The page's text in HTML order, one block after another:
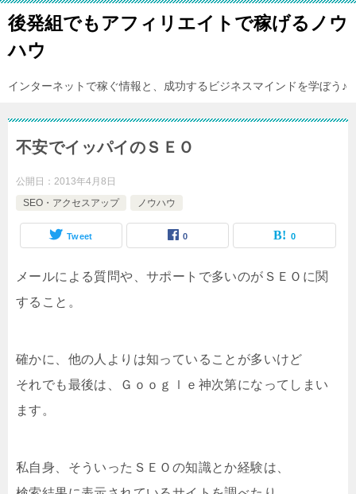
後発組でもアフィリエイトで稼げるノウ
ハウ
インターネットで稼ぐ情報と、成功するビジネスマインドを学ぼう♪
不安でイッパイのＳＥＯ
公開日： 2013年4月8日
SEO・アクセスアップ
ノウハウ
Tweet 0 0
メールによる質問や、サポートで多いのがＳＥＯに関
すること。
確かに、他の人よりは知っていることが多いけど
それでも最後は、Ｇｏｏｇｌｅ神次第になってしまい
ます。
私自身、そういったＳＥＯの知識とか経験は、